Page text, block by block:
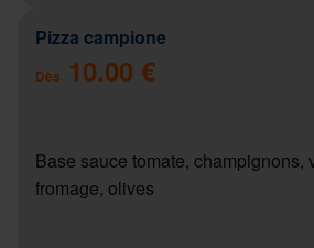
Pizza campione
Dès 10.00 €
Base sauce tomate, champignons,
fromage, olives